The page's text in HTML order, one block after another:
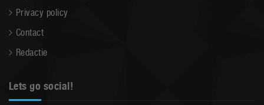
Privacy policy
Contact
Redactie
Lets go social!